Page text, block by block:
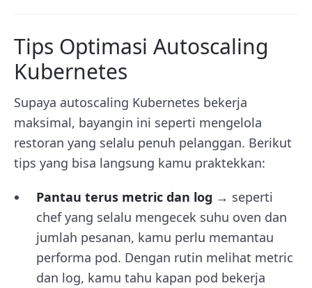
Tips Optimasi Autoscaling
Kubernetes
Supaya autoscaling Kubernetes bekerja
maksimal, bayangin ini seperti mengelola
restoran yang selalu penuh pelanggan. Berikut
tips yang bisa langsung kamu praktekkan:
Pantau terus metric dan log → seperti
chef yang selalu mengecek suhu oven dan
jumlah pesanan, kamu perlu memantau
performa pod. Dengan rutin melihat metric
dan log, kamu tahu kapan pod bekerja